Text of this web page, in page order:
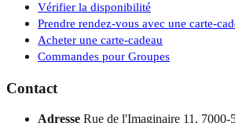
Vérifier la disponibilité
Prendre rendez-vous avec une carte-
Acheter une carte-cadeau
Commandes pour Groupes
Contact
Adresse Rue de l'Imaginaire 11, 7000-